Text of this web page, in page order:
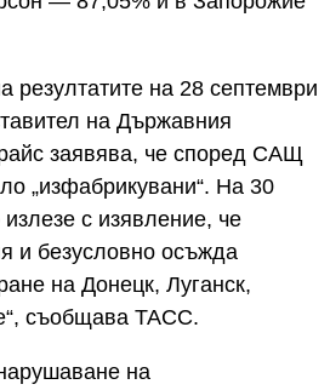
на 28 септември
на Държавния
заявява, че според САЩ
„изфабрикувани“. На 30
с изявление, че
и безусловно осъжда
на Донецк, Луганск,
съобщава ТАСС.
на